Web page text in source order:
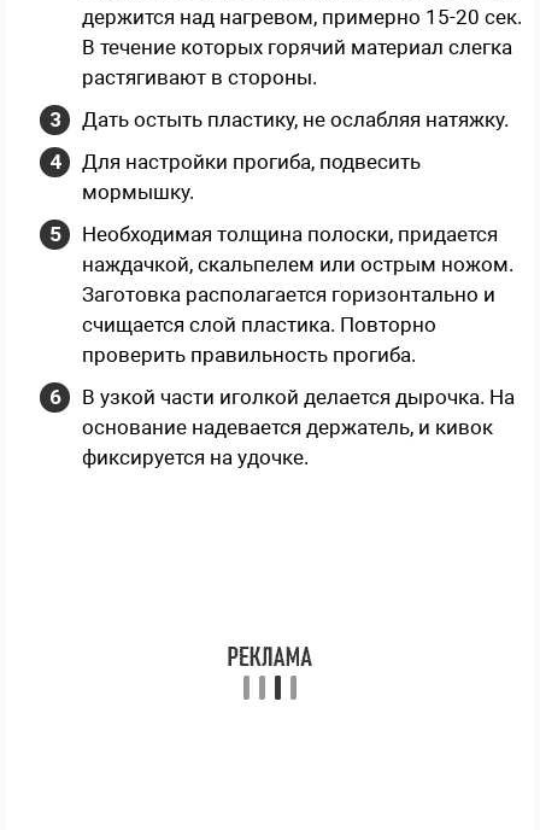
держится над нагревом, примерно 15-20 сек.
В течение которых горячий материал слегка
растягивают в стороны.
Дать остыть пластику, не ослабляя натяжку.
Для настройки прогиба, подвесить
мормышку.
Необходимая толщина полоски, придается
наждачкой, скальпелем или острым ножом.
Заготовка располагается горизонтально и
счищается слой пластика. Повторно
проверить правильность прогиба.
В узкой части иголкой делается дырочка. На
основание надевается держатель, и кивок
фиксируется на удочке.